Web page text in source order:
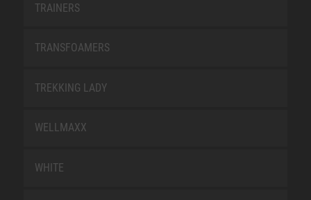
TRAINERS
TRANSFOAMERS
TREKKING LADY
WELLMAXX
WHITE